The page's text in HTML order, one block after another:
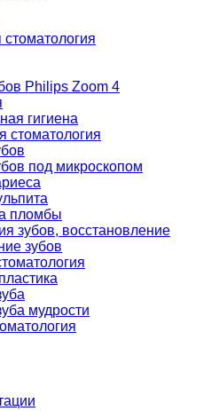
Philips Zoom 4
гигиена
стоматология
под микроскопом
пломбы
зубов, восстановление
зубов
мудрости